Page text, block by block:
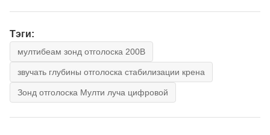
Тэги:
мултибеам зонд отголоска 200В
звучать глубины отголоска стабилизации крена
Зонд отголоска Мулти луча цифровой